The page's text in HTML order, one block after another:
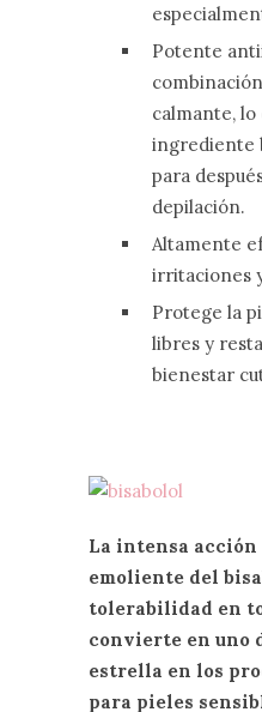
Potente
calmante,
ingrediente
para
depilación.
Altamente
irritaciones
Protege la
libres y
bienestar
La intensa
emoliente del
tolerabilidad en
convierte en uno
estrella en los
para pieles